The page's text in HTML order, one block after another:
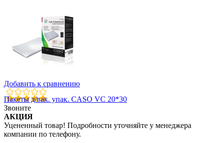
Добавить к сравнению
Пакеты д/вак. упак. CASO VC 20*30
Звоните
АКЦИЯ
Уцененный товар! Подробности уточняйте у менеджера
компании по телефону.